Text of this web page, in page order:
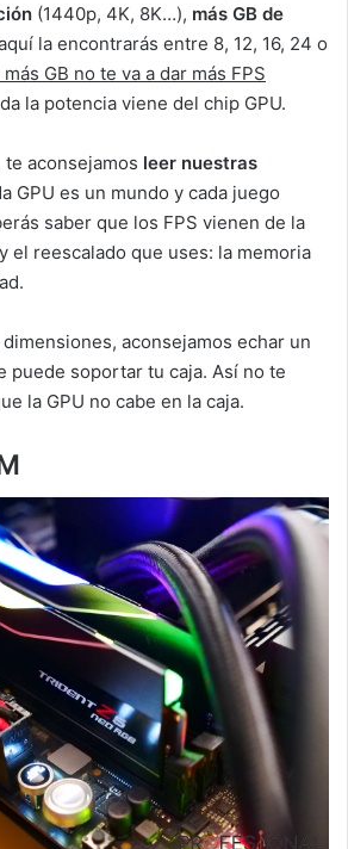
(1440p, 4K, 8K…), más GB de
la encontrarás entre 8, 12, 16, 24 o
GB no te va a dar más FPS
la potencia viene del chip GPU.
te aconsejamos leer nuestras
GPU es un mundo y cada juego
saber que los FPS vienen de la
el reescalado que uses: la memoria
aconsejamos echar un
puede soportar tu caja. Así no te
la GPU no cabe en la caja.